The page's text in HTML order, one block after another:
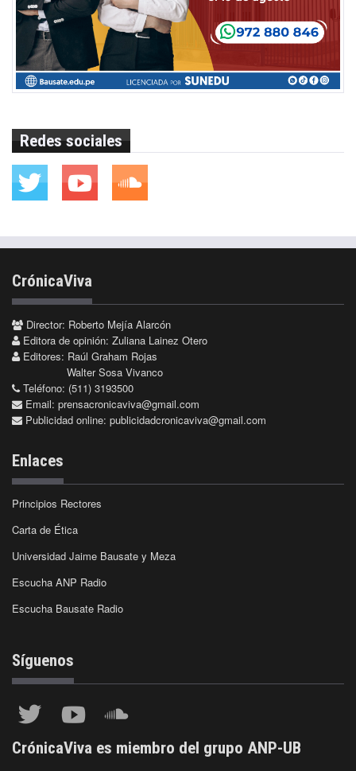
Redes sociales
CrónicaViva
Director: Roberto Mejía Alarcón
Editora de opinión: Zuliana Lainez Otero
Editores: Raúl Graham Rojas
Walter Sosa Vivanco
Teléfono: (511) 3193500
Email: prensacronicaviva@gmail.com
Publicidad online: publicidadcronicaviva@gmail.com
Enlaces
Principios Rectores
Carta de Ética
Universidad Jaime Bausate y Meza
Escucha ANP Radio
Escucha Bausate Radio
Síguenos
CrónicaViva es miembro del grupo ANP-UB